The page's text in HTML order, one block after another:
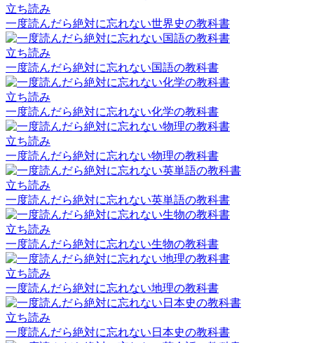
立ち読み
一度読んだら絶対に忘れない世界史の教科書
立ち読み
一度読んだら絶対に忘れない国語の教科書
立ち読み
一度読んだら絶対に忘れない化学の教科書
立ち読み
一度読んだら絶対に忘れない物理の教科書
立ち読み
一度読んだら絶対に忘れない英単語の教科書
立ち読み
一度読んだら絶対に忘れない生物の教科書
立ち読み
一度読んだら絶対に忘れない地理の教科書
立ち読み
一度読んだら絶対に忘れない日本史の教科書